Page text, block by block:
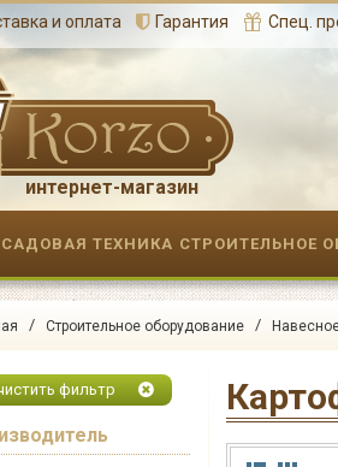
и оплата Гарантия Спец.
интернет-магазин
САДОВАЯ ТЕХНИКА СТРОИТЕЛЬНОЕ
/ Строительное оборудование /
фильтр